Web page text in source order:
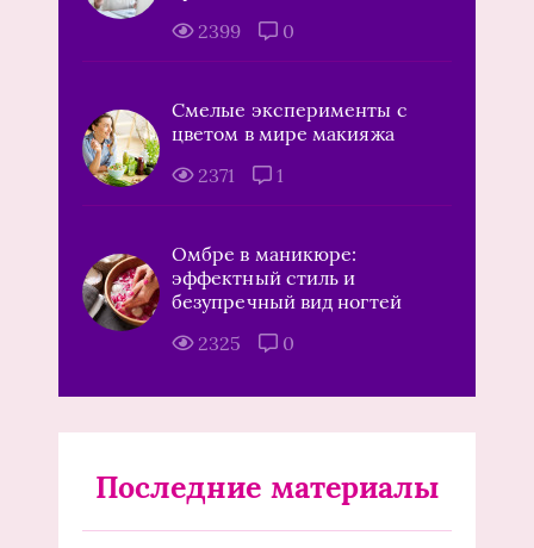
2399
0
Смелые эксперименты с
цветом в мире макияжа
2371
1
Омбре в маникюре:
эффектный стиль и
безупречный вид ногтей
2325
0
Последние материалы